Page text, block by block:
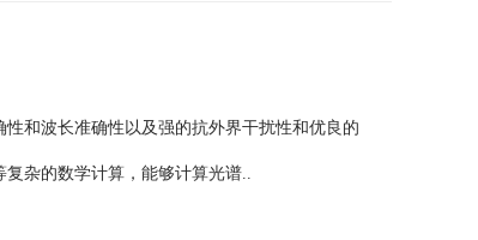
和波长准确性以及强的抗外界干扰性和优良的
杂的数学计算，能够计算光谱..